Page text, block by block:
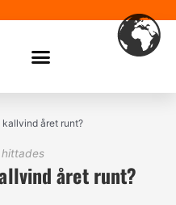
året runt?
året runt?